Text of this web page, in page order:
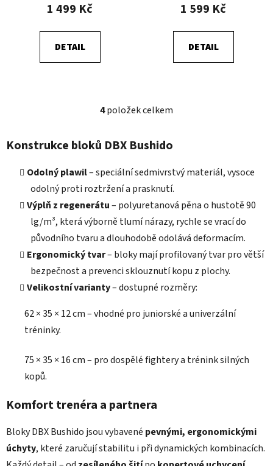
1 499 Kč
DETAIL
1 599 Kč
DETAIL
O
l
d
a
c
í
p
r
v
k
y
v
p
u
4položek celkem
Konstrukce bloků DBX Bushido
Odolný plawil– speciální sedmivrstvý materiál, vysoce
odolný proti roztržení a prasknutí.
Výplň z regenerátu– polyuretanová pěna o hustotě 90
lg/m³, která výborně tlumí nárazy, rychle se vrací do
původního tvaru a dlouhodobě odolává deformacím.
Ergonomický tvar– bloky mají profilovaný tvar pro větší
bezpečnost a prevenci sklouznutí kopu z plochy.
Velikostní varianty– dostupné rozměry:
62 × 35 × 12 cm – vhodné pro juniorské a univerzální
tréninky.
75 × 35 × 16 cm – pro dospělé fightery a trénink silných
kopů.
Komfort trenéra a partnera
Bloky DBX Bushido jsou vybavené pevnými, ergonomickými
úchyty, které zaručují stabilitu i při dynamických kombinacích.